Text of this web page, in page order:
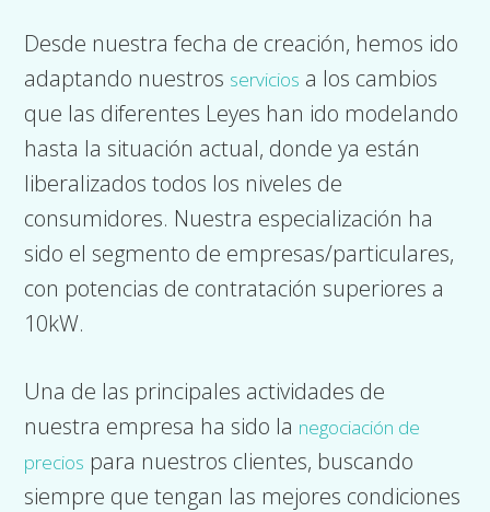
Desde nuestra fecha de creación, hemos ido
adaptando nuestros servicios a los cambios
que las diferentes Leyes han ido modelando
hasta la situación actual, donde ya están
liberalizados todos los niveles de
consumidores. Nuestra especialización ha
sido el segmento de empresas/particulares,
con potencias de contratación superiores a
10kW.
Una de las principales actividades de
nuestra empresa ha sido la negociación de
precios para nuestros clientes, buscando
siempre que tengan las mejores condiciones